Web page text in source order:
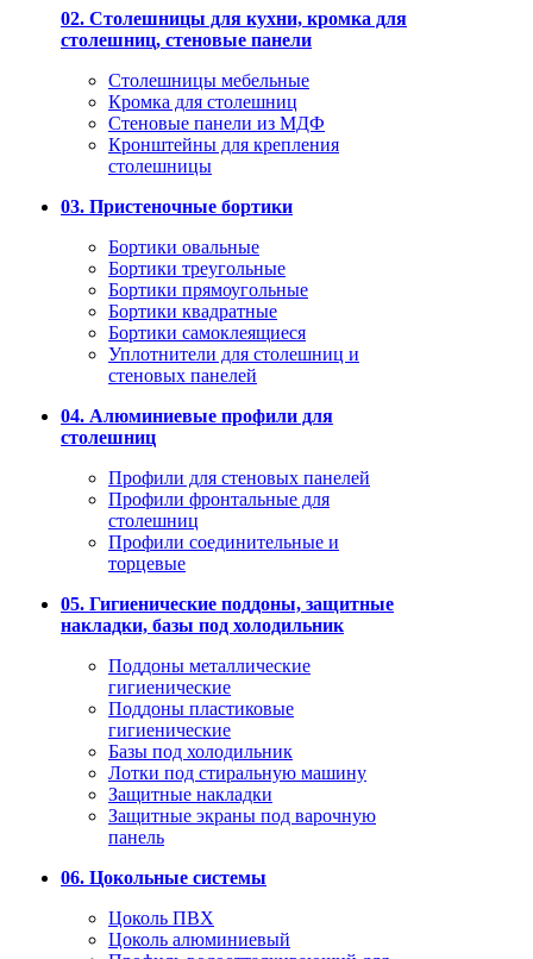
02. Столешницы для кухни, кромка для
столешниц, стеновые панели
Столешницы мебельные
Кромка для столешниц
Стеновые панели из МДФ
Кронштейны для крепления
столешницы
03. Пристеночные бортики
Бортики овальные
Бортики треугольные
Бортики прямоугольные
Бортики квадратные
Бортики самоклеящиеся
Уплотнители для столешниц и
стеновых панелей
04. Алюминиевые профили для
столешниц
Профили для стеновых панелей
Профили фронтальные для
столешниц
Профили соединительные и
торцевые
05. Гигиенические поддоны, защитные
накладки, базы под холодильник
Поддоны металлические
гигиенические
Поддоны пластиковые
гигиенические
Базы под холодильник
Лотки под стиральную машину
Защитные накладки
Защитные экраны под варочную
панель
06. Цокольные системы
Цоколь ПВХ
Цоколь алюминиевый